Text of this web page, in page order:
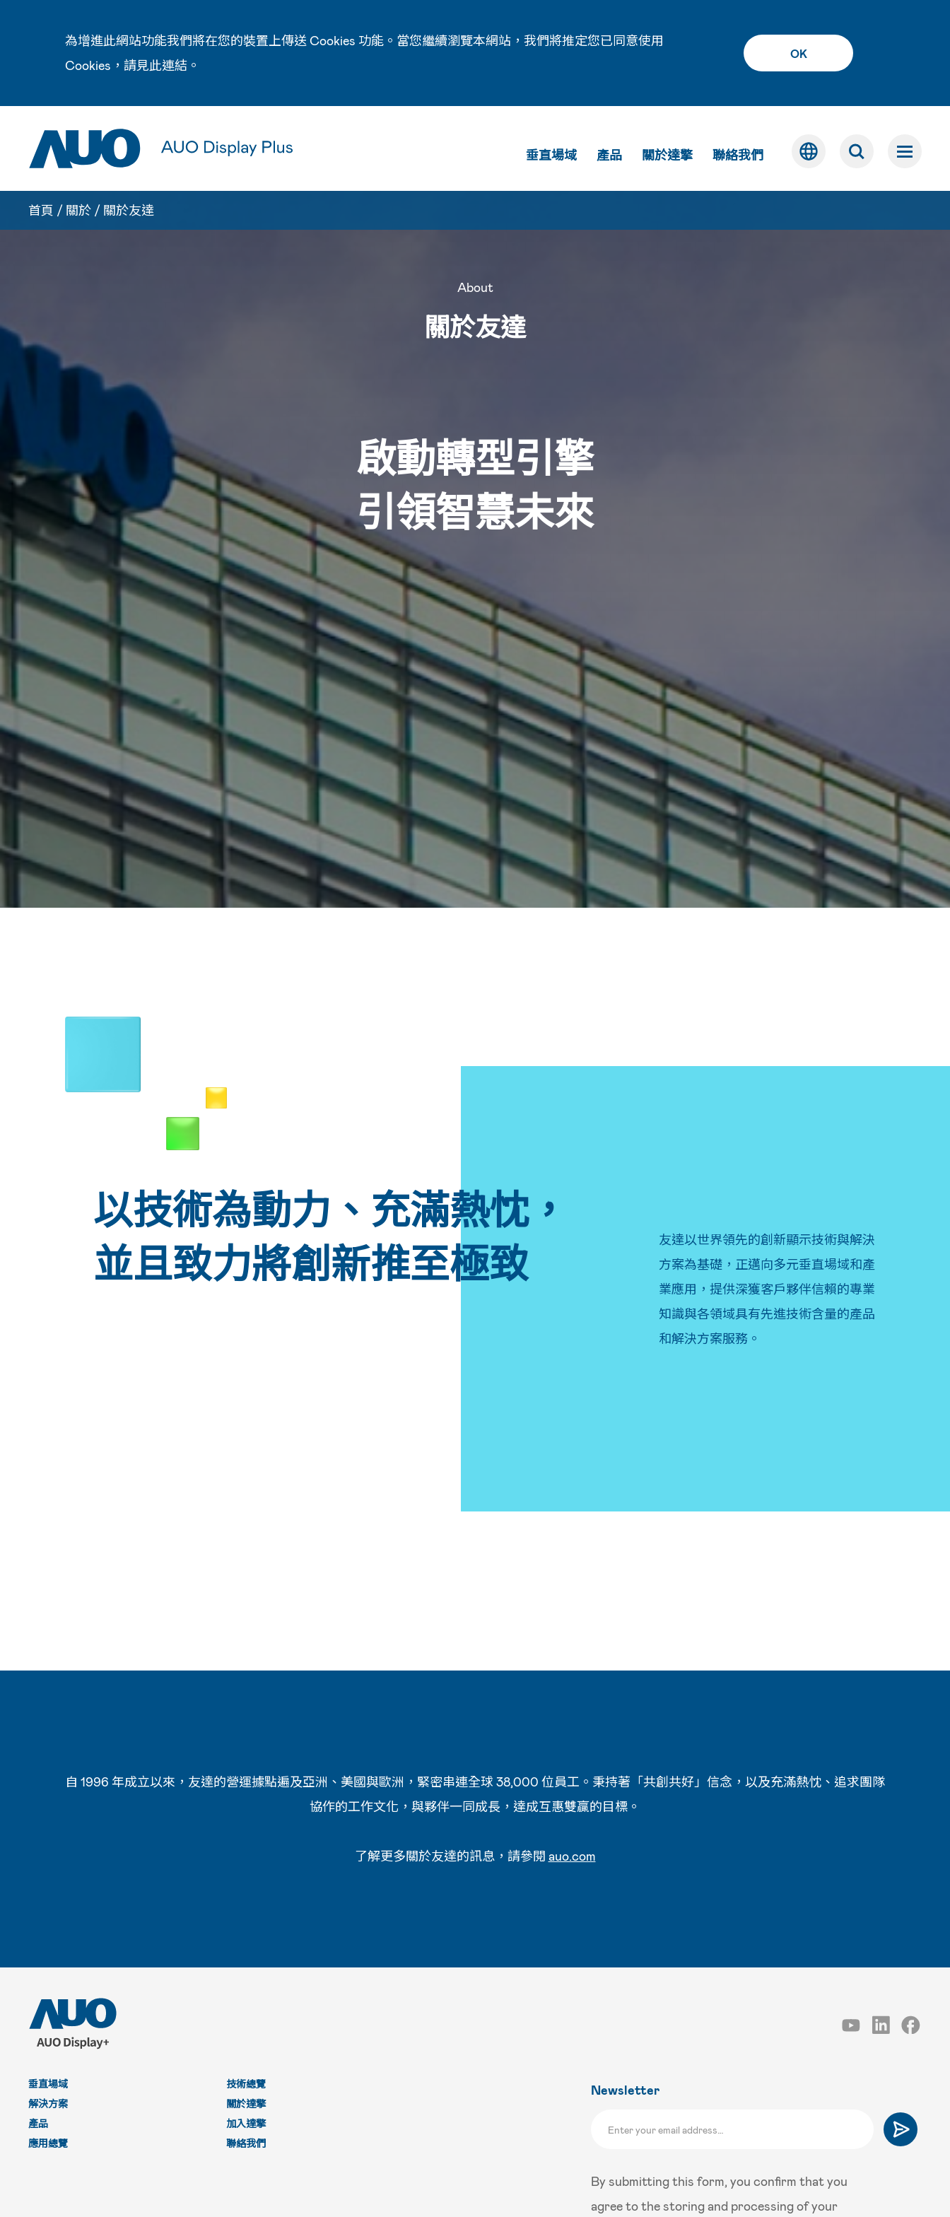
為增進此網站功能我們將在您的裝置上傳送 Cookies 功能。當您繼續瀏覽本網站，我們將推定您已同意使用
Cookies，請見此連結 。
OK
垂直場域 產品 關於達擎 聯絡我們
首頁 / 關於 / 關於友達
About
關於友達
啟動轉型引擎
引領智慧未來
以技術為動力、充滿熱忱，
並且致力將創新推至極致
友達以世界領先的創新顯示技術與解決
方案為基礎，正邁向多元垂直場域和產
業應用，提供深獲客戶夥伴信賴的專業
知識與各領域具有先進技術含量的產品
和解決方案服務。
自 1996 年成立以來，友達的營運據點遍及亞洲、美國與歐洲，緊密串連全球 38,000 位員工。秉持著「共創共好」信念，以及充滿熱忱、追求團隊
協作的工作文化，與夥伴一同成長，達成互惠雙贏的目標。
了解更多關於友達的訊息，請參閱 auo.com
垂直場域
解決方案
產品
應用總覽
技術總覽
關於達擎
加入達擎
聯絡我們
Newsletter
By submitting this form, you confirm that you
agree to the storing and processing of your